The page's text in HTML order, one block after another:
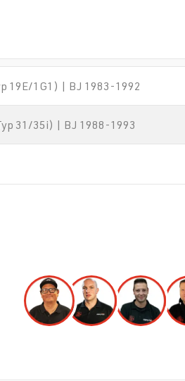
19E/1G1) | BJ 1983-1992
31/35i) | BJ 1988-1993